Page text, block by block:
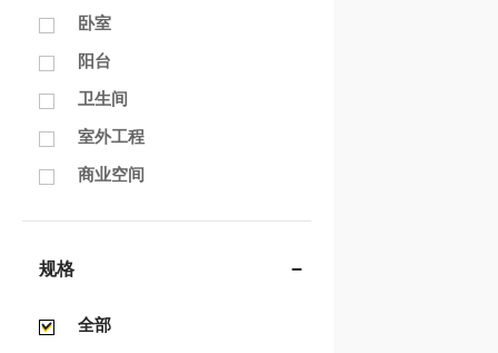
卧室
阳台
卫生间
室外工程
商业空间
规格
全部